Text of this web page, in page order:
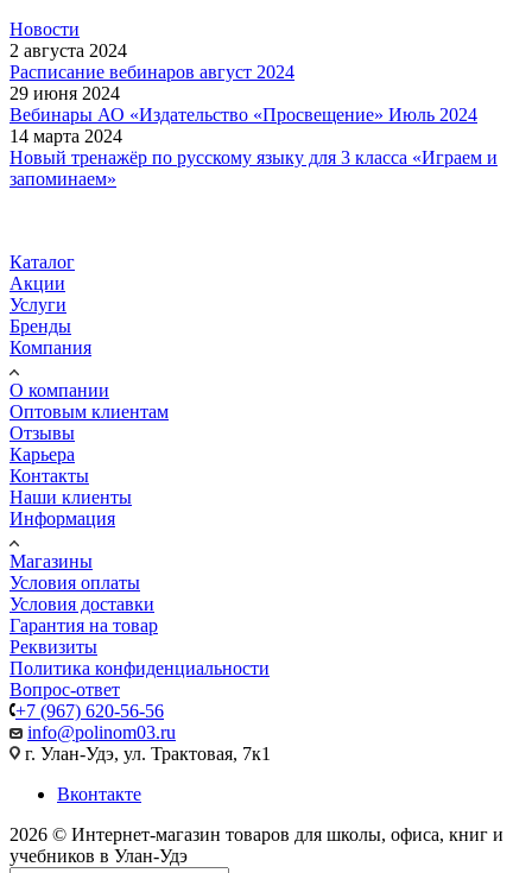
Новости
2 августа 2024
Расписание вебинаров август 2024
29 июня 2024
Вебинары АО «Издательство «Просвещение» Июль 2024
14 марта 2024
Новый тренажёр по русскому языку для 3 класса «Играем и
запоминаем»
Каталог
Акции
Услуги
Бренды
Компания
О компании
Оптовым клиентам
Отзывы
Карьера
Контакты
Наши клиенты
Информация
Магазины
Условия оплаты
Условия доставки
Гарантия на товар
Реквизиты
Политика конфиденциальности
Вопрос-ответ
+7 (967) 620-56-56
info@polinom03.ru
г. Улан-Удэ, ул. Трактовая, 7к1
Вконтакте
2026 © Интернет-магазин товаров для школы, офиса, книг и
учебников в Улан-Удэ